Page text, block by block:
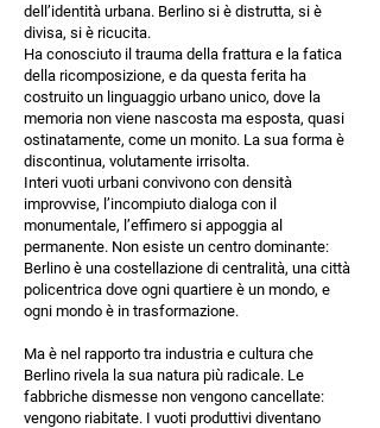
dell’identità urbana. Berlino si è distrutta, si è
divisa, si è ricucita.
Ha conosciuto il trauma della frattura e la fatica
della ricomposizione, e da questa ferita ha
costruito un linguaggio urbano unico, dove la
memoria non viene nascosta ma esposta, quasi
ostinatamente, come un monito. La sua forma è
discontinua, volutamente irrisolta.
Interi vuoti urbani convivono con densità
improvvise, l’incompiuto dialoga con il
monumentale, l’effimero si appoggia al
permanente. Non esiste un centro dominante:
Berlino è una costellazione di centralità, una città
policentrica dove ogni quartiere è un mondo, e
ogni mondo è in trasformazione.
Ma è nel rapporto tra industria e cultura che
Berlino rivela la sua natura più radicale. Le
fabbriche dismesse non vengono cancellate:
vengono riabitate. I vuoti produttivi diventano